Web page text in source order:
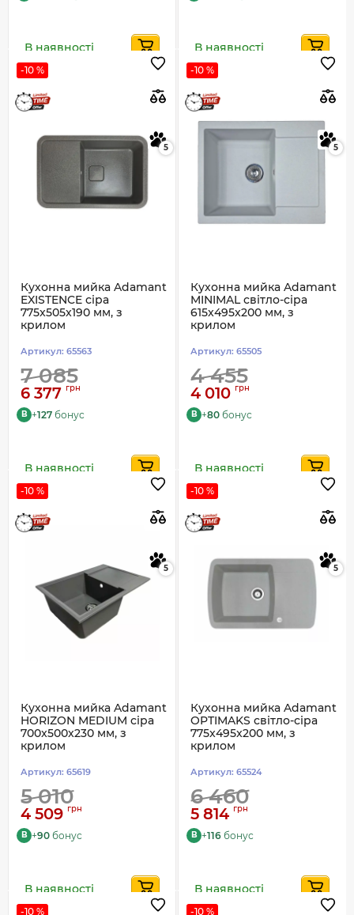
В наявності В наявності
-10 %
5
Кухонна мийка Adamant
EXISTENCE сіра
775x505x190 мм, з
крилом
Артикул: 65563
7 085
6 377 грн
B +127 бонус
В наявності
-10 %
5
Кухонна мийка Adamant
MINIMAL світло-сіра
615x495x200 мм, з
крилом
Артикул: 65505
4 455
4 010 грн
B +80 бонус
В наявності
-10 %
5
Кухонна мийка Adamant
HORIZON MEDIUM сіра
700x500x230 мм, з
крилом
Артикул: 65619
5 010
4 509 грн
B +90 бонус
В наявності
-10 %
5
Кухонна мийка Adamant
OPTIMAKS світло-сіра
775x495x200 мм, з
крилом
Артикул: 65524
6 460
5 814 грн
B +116 бонус
В наявності
-10 % -10 %